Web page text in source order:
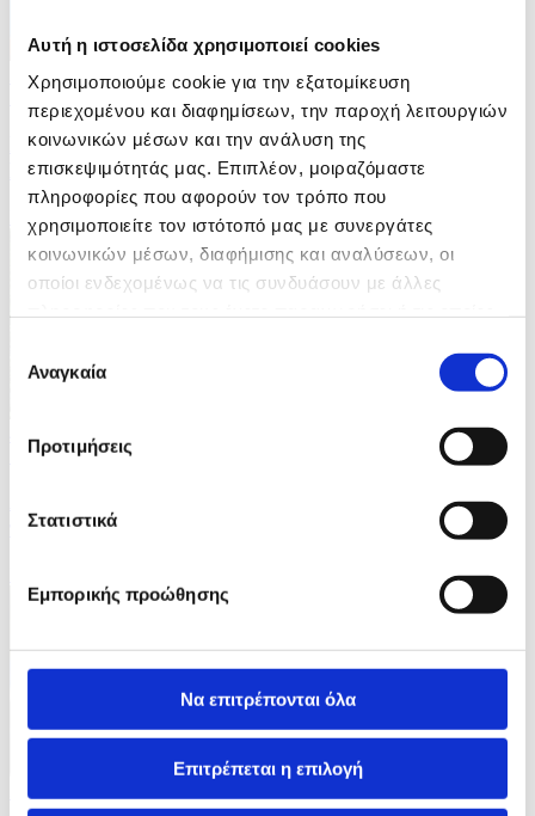
Αυτή η ιστοσελίδα χρησιμοποιεί cookies
Χρησιμοποιούμε cookie για την εξατομίκευση
περιεχομένου και διαφημίσεων, την παροχή λειτουργιών
κοινωνικών μέσων και την ανάλυση της
επισκεψιμότητάς μας. Επιπλέον, μοιραζόμαστε
πληροφορίες που αφορούν τον τρόπο που
χρησιμοποιείτε τον ιστότοπό μας με συνεργάτες
κοινωνικών μέσων, διαφήμισης και αναλύσεων, οι
οποίοι ενδεχομένως να τις συνδυάσουν με άλλες
των υπηρεσιών τους.
συγκατάθεσης
Αναγκαία
Προτιμήσεις
Στατιστικά
Εμπορικής προώθησης
Να επιτρέπονται όλα
Επιτρέπεται η επιλογή
3 Φωτογραφίες
13/07/2026 12:08
Πένθος στον Λίβανο για θάνατο πρώην Εμίρη του
Κατάρ Χαμάντ μπιν Χαλίφα Αλ Θάνι
4 Φωτογραφίες
10/07/2026 16:04
Ανακαίνιση παλατιού που στεγάζει την γαλλική
πρεσβεία στην Ιταλία
3 Φωτογραφίες